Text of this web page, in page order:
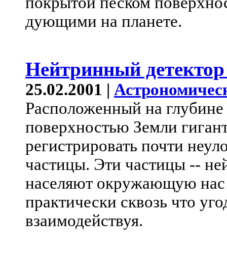
дующими на планете.
Нейтринный
25.02.2001 |
Расположенный на
поверхностью Земли
регистрировать почти
частицы. Эти частицы --
населяют окружающую
практически сквозь что
взаимодействуя.